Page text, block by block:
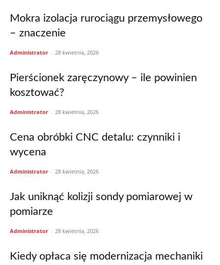
Mokra izolacja rurociągu przemysłowego
– znaczenie
Administrator - 28 kwietnia, 2026
Pierścionek zaręczynowy – ile powinien
kosztować?
Administrator - 28 kwietnia, 2026
Cena obróbki CNC detalu: czynniki i
wycena
Administrator - 28 kwietnia, 2026
Jak uniknąć kolizji sondy pomiarowej w
pomiarze
Administrator - 28 kwietnia, 2026
Kiedy opłaca się modernizacja mechaniki